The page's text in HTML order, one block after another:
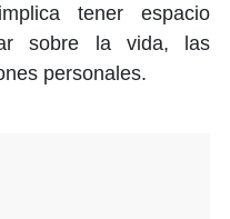
tener espacio
sobre la vida, las
personales.